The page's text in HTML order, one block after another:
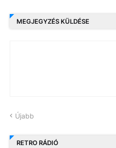
MEGJEGYZÉS KÜLDÉSE
Újabb
RETRO RÁDIÓ